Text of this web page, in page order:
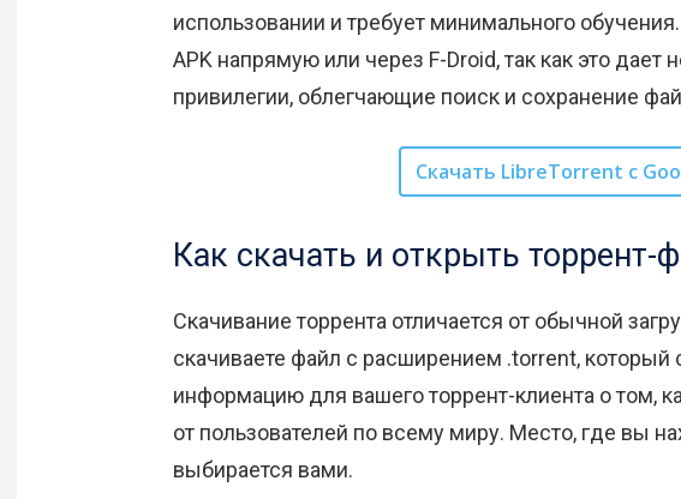
использовании и требует минимального
APK напрямую или через F-Droid, так как это
привилегии, облегчающие поиск и сохранение
Скачать LibreTorrent с
Как скачать и открыть торрент-
Скачивание торрента отличается от обычной
скачиваете файл с расширением .torrent,
информацию для вашего торрент-клиента о том,
от пользователей по всему миру. Место, где вы
выбирается вами.